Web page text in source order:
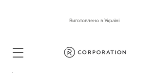
Виготовлено в Україні